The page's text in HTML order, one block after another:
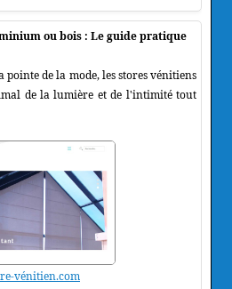
ou bois : Le guide pratique
pointe de la mode, les stores vénitiens
de la lumière et de l'intimité tout
vénitien.com